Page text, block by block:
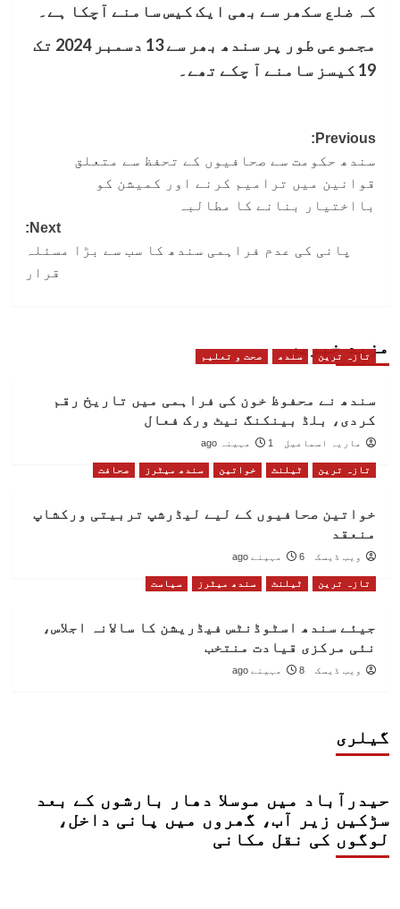
کہ ضلع سکھر سے بھی ایک کیس سامنے آچکا ہے۔
مجموعی طور پر سندھ بھر سے 13 دسمبر 2024 تک
19 کیسز سامنے آ چکے تھے۔
Post
navigation
Previous:
سندھ حکومت سے صحافیوں کے تحفظ سے متعلق
قوانین میں ترامیم کرنے اور کمیشن کو
بااختیار بنانے کا مطالبہ
Next:
پانی کی عدم فراہمی سندھ کا سب سے بڑا مسئلہ
قرار
مزید خبریں
تازہ ترین سندھ صحت و تعلیم
سندھ نے محفوظ خون کی فراہمی میں تاریخ رقم
کردی، بلڈ بینکنگ نیٹ ورک فعال
ماریہ اسماعیل 1 مہینہ ago
تازہ ترین ٹیلنٹ خواتین سندھ میٹرز صحافت
خواتین صحافیوں کے لیے لیڈرشپ تربیتی ورکشاپ
منعقد
ویب ڈیسک 6 مہینے ago
تازہ ترین ٹیلنٹ سندھ میٹرز سیاست
جیئے سندھ اسٹوڈنٹس فیڈریشن کا سالانہ اجلاس،
نئی مرکزی قیادت منتخب
ویب ڈیسک 8 مہینے ago
گیلری
حیدرآباد میں موسلا دھار بارشوں کے بعد
سڑکیں زیر آب، گھروں میں پانی داخل،
لوگوں کی نقل مکانی